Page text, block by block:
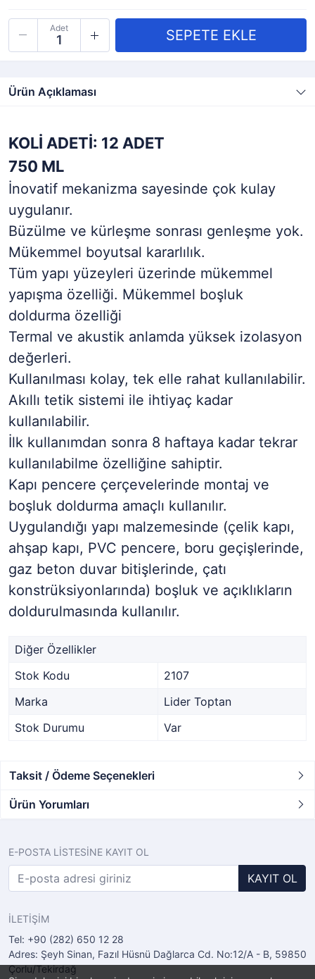
Adet
Ürün Açıklaması
KOLİ ADETİ: 12 ADET
750 ML
İnovatif mekanizma sayesinde çok kulay
uygulanır.
Büzülme ve kürleşme sonrası genleşme yok.
Mükemmel boyutsal kararlılık.
Tüm yapı yüzeyleri üzerinde mükemmel
yapışma özelliği. Mükemmel boşluk
doldurma özelliği
Termal ve akustik anlamda yüksek izolasyon
değerleri.
Kullanılması kolay, tek elle rahat kullanılabilir.
Akıllı tetik sistemi ile ihtiyaç kadar
kullanılabilir.
İlk kullanımdan sonra 8 haftaya kadar tekrar
kullanılabilme özelliğine sahiptir.
Kapı pencere çerçevelerinde montaj ve
boşluk doldurma amaçlı kullanılır.
Uygulandığı yapı malzemesinde (çelik kapı,
ahşap kapı, PVC pencere, boru geçişlerinde,
gaz beton duvar bitişlerinde, çatı
konstrüksiyonlarında) boşluk ve açıklıkların
doldurulmasında kullanılır.
Diğer Özellikler
Stok Kodu
2107
Marka
Lider Toptan
Stok Durumu
Var
Taksit / Ödeme Seçenekleri
Ürün Yorumları
E-POSTA LİSTESİNE KAYIT OL
KAYIT OL
İLETİŞİM
Tel: +90 (282) 650 12 28
Adres: Şeyh Sinan, Fazıl Hüsnü Dağlarca Cd. No:12/A - B, 59850
Çorlu/Tekirdağ